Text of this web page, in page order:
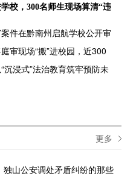
校，300名师生现场算清“违
件在黔南州启航学校公开审
审现场“搬”进校园，近300
沉浸式”法治教育筑牢预防未
更多
山公安调处矛盾纠纷的那些